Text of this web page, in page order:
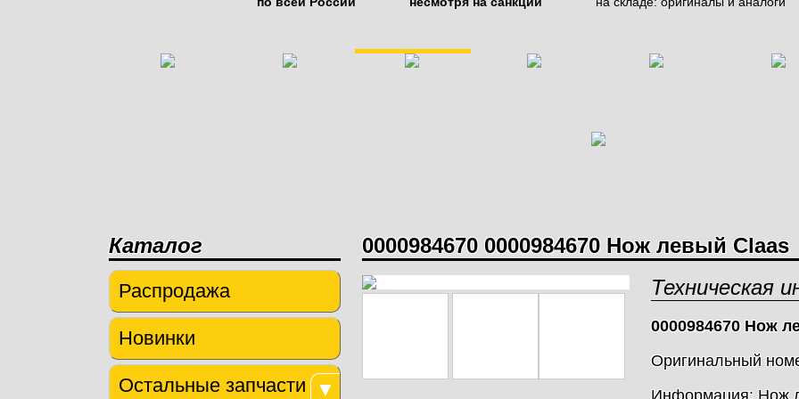
КОРМОСМЕСИТЕЛЕЙ И
Каталог
Распродажа
Новинки
Остальные запчасти
▼
0000984670 0000984670 Нож левый Claas
Техническая
0000984670 Нож
Оригинальный